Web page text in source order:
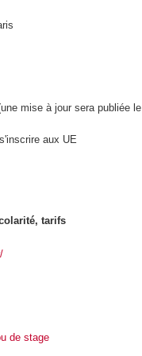
mise à jour sera publiée
aux UE
tarifs
de stage